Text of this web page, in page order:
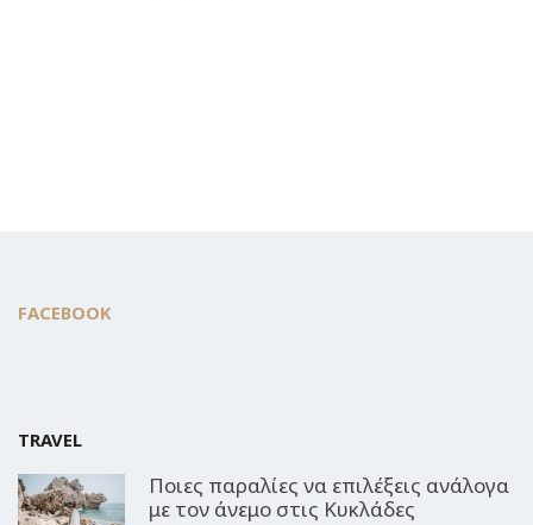
FACEBOOK
TRAVEL
Ποιες παραλίες να επιλέξεις ανάλογα
με τον άνεμο στις Κυκλάδες